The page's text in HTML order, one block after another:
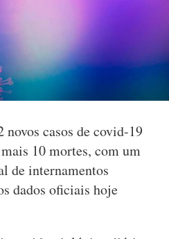
casos de covid-19
10 mortes, com um
de internamentos
dados oficiais hoje